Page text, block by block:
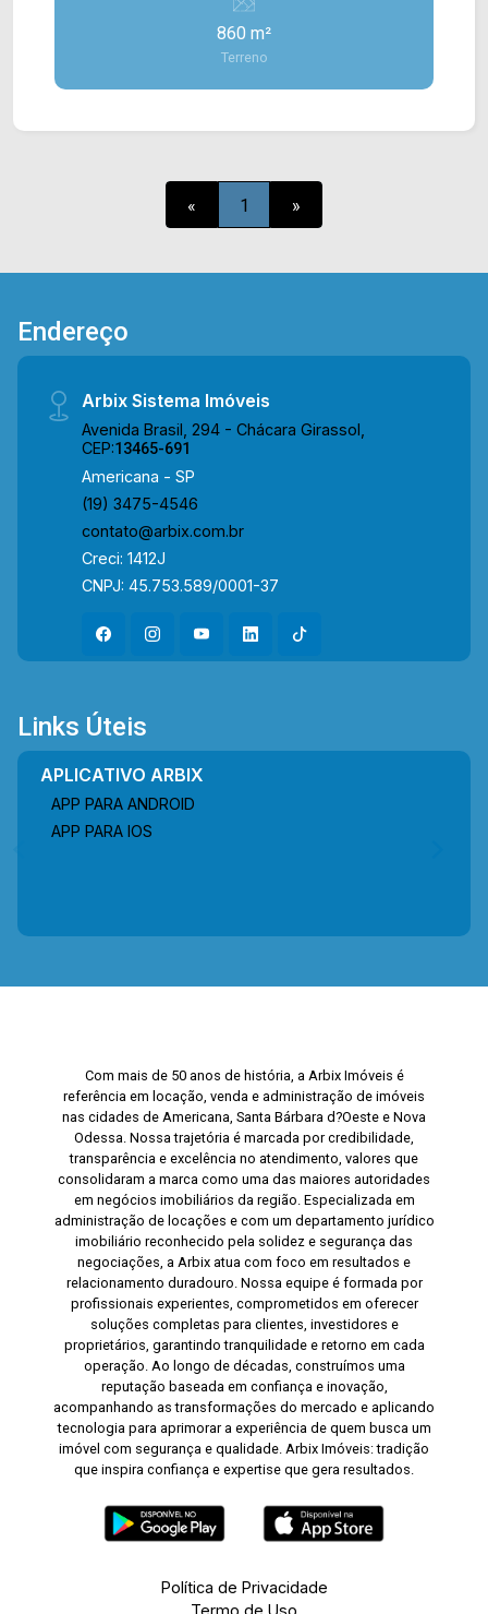
construção de 127,00m2. São 02 lotes com
matrícula individualizadas, documentação regular,
com grande movimentação, próximo à postos de
Telefone e Whatsapp Arbix: (19) 3475-4546
ARBIX IMÓVEIS - Presente em cada mudança!
860 m²
Terreno
« 1 »
Endereço
Arbix Sistema Imóveis
Avenida Brasil, 294 - Chácara Girassol,
CEP:13465-691
Americana - SP
(19) 3475-4546
contato@arbix.com.br
Creci: 1412J
CNPJ: 45.753.589/0001-37
Links Úteis
APLICATIVO ARBIX
APP PARA ANDROID
APP PARA IOS
Com mais de 50 anos de história, a Arbix Imóveis é
referência em locação, venda e administração de imóveis
nas cidades de Americana, Santa Bárbara d?Oeste e Nova
Odessa. Nossa trajetória é marcada por credibilidade,
transparência e excelência no atendimento, valores que
consolidaram a marca como uma das maiores autoridades
em negócios imobiliários da região. Especializada em
administração de locações e com um departamento jurídico
imobiliário reconhecido pela solidez e segurança das
negociações, a Arbix atua com foco em resultados e
relacionamento duradouro. Nossa equipe é formada por
profissionais experientes, comprometidos em oferecer
soluções completas para clientes, investidores e
proprietários, garantindo tranquilidade e retorno em cada
operação. Ao longo de décadas, construímos uma
reputação baseada em confiança e inovação,
acompanhando as transformações do mercado e aplicando
tecnologia para aprimorar a experiência de quem busca um
imóvel com segurança e qualidade. Arbix Imóveis: tradição
que inspira confiança e expertise que gera resultados.
Política de Privacidade